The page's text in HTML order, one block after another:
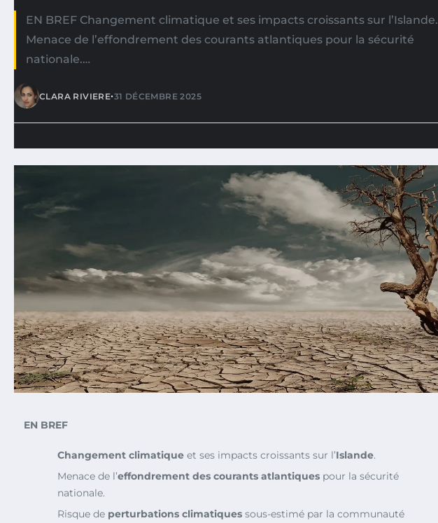
EN BREF Changement climatique et ses impacts croissants sur l’Islande.
Menace de l’effondrement des courants atlantiques pour la sécurité
nationale.…
CLARA RIVIERE•31 DÉCEMBRE 2025
EN BREF
Changement climatique et ses impacts croissants sur l’Islande.
Menace de l’effondrement des courants atlantiques pour la sécurité
nationale.
Risque de perturbations climatiques sous-estimé par la communauté